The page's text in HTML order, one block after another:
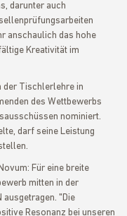
darunter auch
anschaulich das hohe
Kreativität im
der Tischlerlehre in
des Wettbewerbs
nominiert.
darf seine Leistung
Für eine breite
mitten in der
ausgetragen. "Die
Resonanz bei unseren